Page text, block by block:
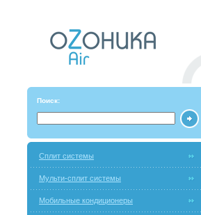
Поиск:
Сплит системы
Мульти-сплит системы
Мобильные кондиционеры